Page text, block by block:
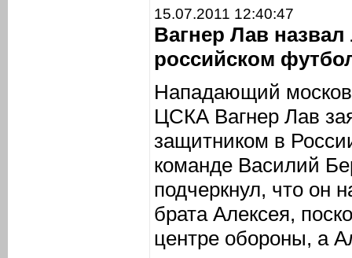
15.07.2011 12:40:47
Вагнер Лав
российском
Нападающий
ЦСКА Вагнер Лав
защитником в
команде Василий
подчеркнул, что он
брата Алексея,
центре обороны, а